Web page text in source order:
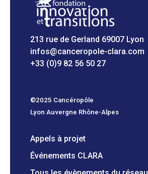
213 rue de Gerland 69007 Lyon
infos@canceropole-clara.com
+33 (0)9 82 56 50 27
©2025 Cancéropôle
Lyon Auvergne Rhône-Alpes
Appels à projet
Événements CLARA